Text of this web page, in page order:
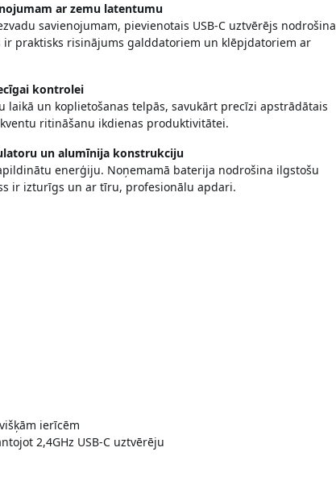
ar zemu latentumu
savienojumam, pievienotais USB-C uztvērējs nodrošina
ir praktisks risinājums galddatoriem un klēpjdatoriem ar
kontrolei
laikā un koplietošanas telpās, savukārt precīzi apstrādātais
ritināšanu ikdienas produktivitātei.
un alumīnija konstrukciju
enerģiju. Noņemamā baterija nodrošina ilgstošu
ir izturīgs un ar tīru, profesionālu apdari.
ierīcēm
2,4GHz USB-C uztvērēju